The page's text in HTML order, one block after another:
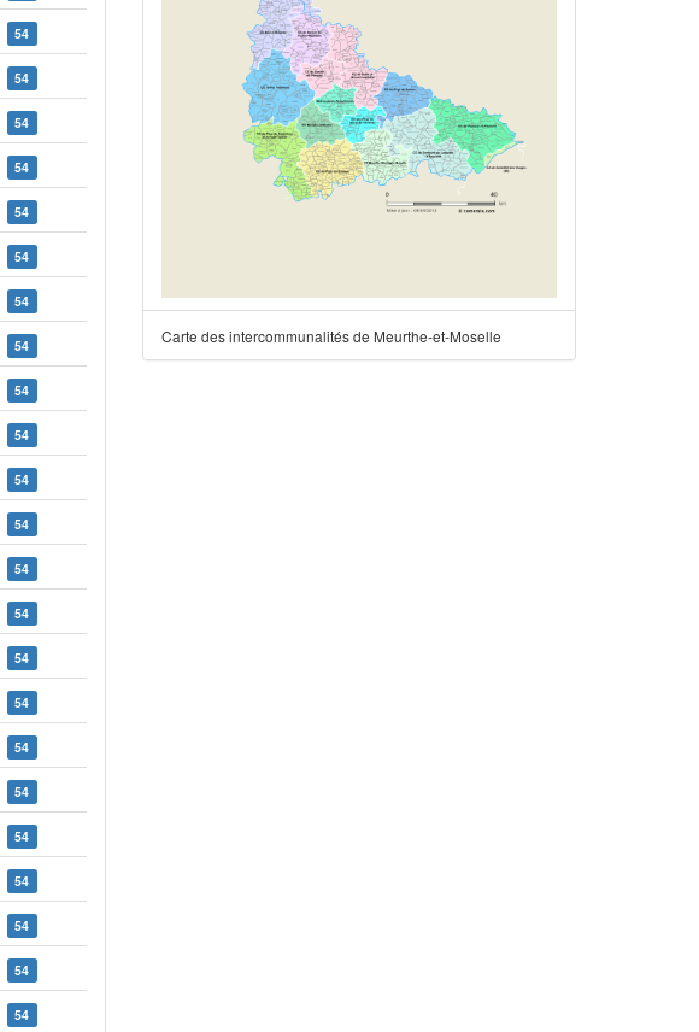
54
54
54
54
54
54
54
54
54
54
54
54
54
54
54
54
54
54
54
54
54
54
54
Carte des intercommunalités de Meurthe-et-Moselle